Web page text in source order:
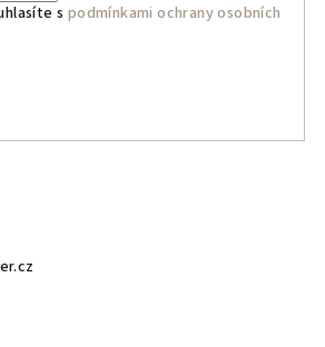
s podmínkami ochrany osobních